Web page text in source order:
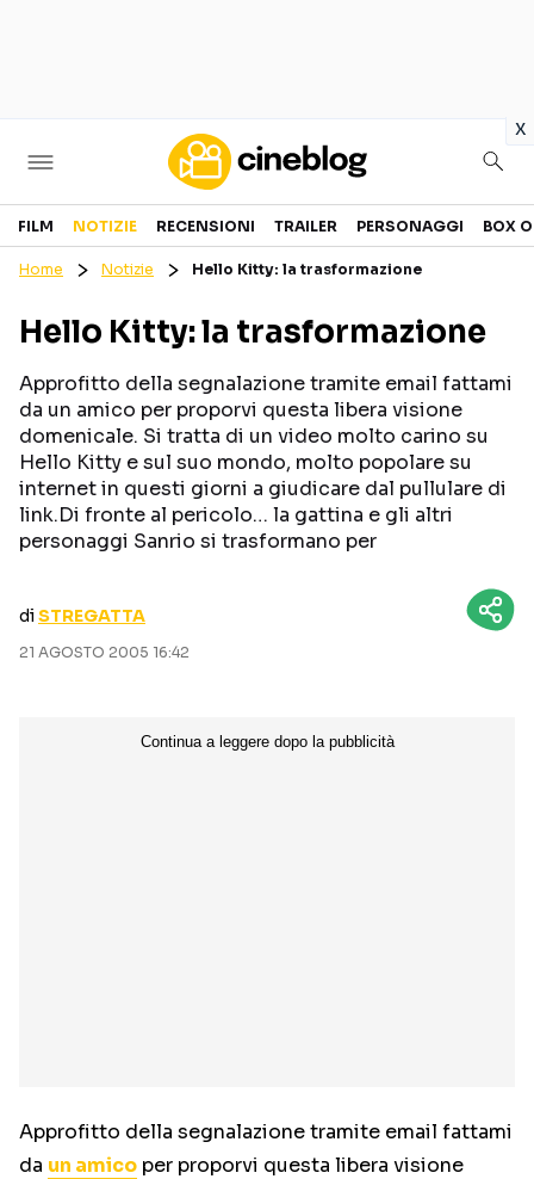
x
Cinema
GENERI
PERSONAGGI
CANALI STREAMING
Categorie
NOTIZIE
CURIOSITÀ
TRAILER
BOX OFFICE
FILM NOTIZIE RECENSIONI TRAILER PERSONAGGI BOX
Home Notizie Hello Kitty: la trasformazione
Hello Kitty: la trasformazione
Approfitto della segnalazione tramite email fattami
da un amico per proporvi questa libera visione
domenicale. Si tratta di un video molto carino su
Hello Kitty e sul suo mondo, molto popolare su
internet in questi giorni a giudicare dal pullulare di
link.Di fronte al pericolo… la gattina e gli altri
personaggi Sanrio si trasformano per
diSTREGATTA
21 AGOSTO 2005 16:42
Approfitto della segnalazione tramite email fattami
da un amico per proporvi questa libera visione